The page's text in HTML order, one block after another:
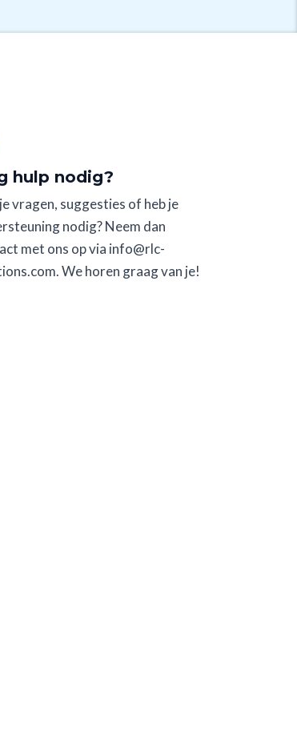
hulp nodig?
vragen, suggesties of heb je
nodig? Neem dan
met ons op via info@rlc-
We horen graag van je!